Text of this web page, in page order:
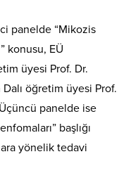
panelde “Mikozis
konusu, EÜ
üyesi Prof. Dr.
öğretim üyesi Prof.
Üçüncü panelde ise
başlığı
yönelik tedavi